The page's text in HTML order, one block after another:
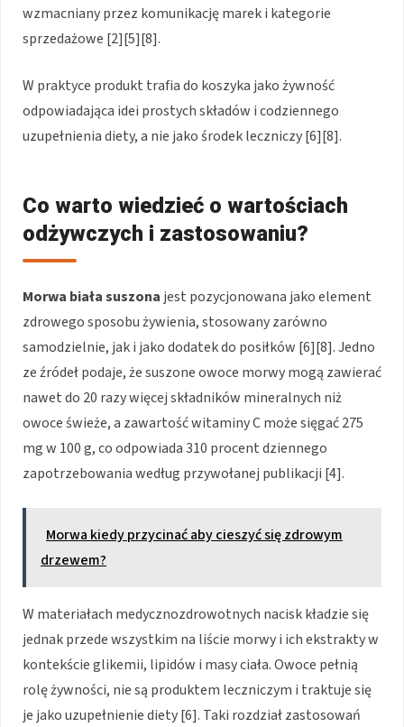
wzmacniany przez komunikację marek i kategorie
sprzedażowe [2][5][8].
W praktyce produkt trafia do koszyka jako żywność
odpowiadająca idei prostych składów i codziennego
uzupełnienia diety, a nie jako środek leczniczy [6][8].
Co warto wiedzieć o wartościach
odżywczych i zastosowaniu?
Morwa biała suszonajest pozycjonowana jako element
zdrowego sposobu żywienia, stosowany zarówno
samodzielnie, jak i jako dodatek do posiłków [6][8]. Jedno
ze źródeł podaje, że suszone owoce morwy mogą zawierać
nawet do 20 razy więcej składników mineralnych niż
owoce świeże, a zawartość witaminy C może sięgać 275
mg w 100 g, co odpowiada 310 procent dziennego
zapotrzebowania według przywołanej publikacji [4].
Morwa kiedy przycinać aby cieszyć się zdrowym
drzewem?
W materiałach medycznozdrowotnych nacisk kładzie się
jednak przede wszystkim na liście morwy i ich ekstrakty w
kontekście glikemii, lipidów i masy ciała. Owoce pełnią
rolę żywności, nie są produktem leczniczym i traktuje się
je jako uzupełnienie diety [6]. Taki rozdział zastosowań